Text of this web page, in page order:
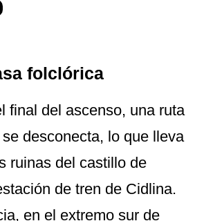
folclórica
final del ascenso, una ruta
desconecta, lo que lleva
ruinas del castillo de
de tren de Cidlina.
en el extremo sur de